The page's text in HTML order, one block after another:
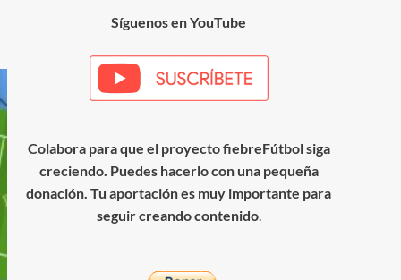
Síguenos en YouTube
Colabora para que el proyecto fiebreFútbol siga
creciendo. Puedes hacerlo con una pequeña
donación. Tu aportación es muy importante para
seguir creando contenido.